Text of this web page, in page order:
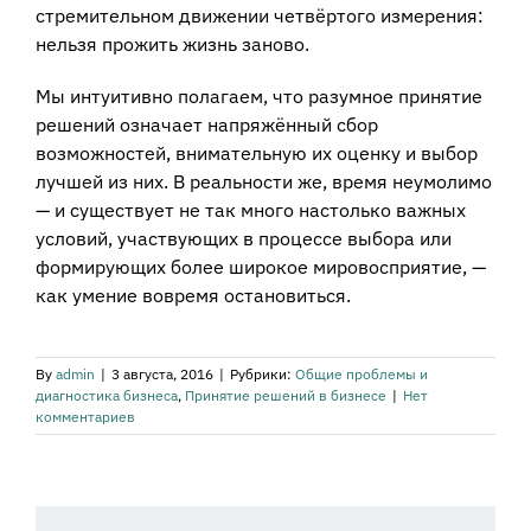
стремительном движении четвёртого измерения:
нельзя прожить жизнь заново.
Мы интуитивно полагаем, что разумное принятие
решений означает напряжённый сбор
возможностей, внимательную их оценку и выбор
лучшей из них. В реальности же, время неумолимо
— и существует не так много настолько важных
условий, участвующих в процессе выбора или
формирующих более широкое мировосприятие, —
как умение вовремя остановиться.
By admin | 3 августа, 2016 | Рубрики: Общие проблемы и
диагностика бизнеса, Принятие решений в бизнесе | Нет
комментариев